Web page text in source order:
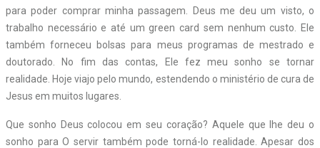
para poder comprar minha passagem. Deus me deu um visto, o
trabalho necessário e até um green card sem nenhum custo. Ele
também forneceu bolsas para meus programas de mestrado e
doutorado. No fim das contas, Ele fez meu sonho se tornar
realidade. Hoje viajo pelo mundo, estendendo o ministério de cura de
Jesus em muitos lugares.
Que sonho Deus colocou em seu coração? Aquele que lhe deu o
sonho para O servir também pode torná-lo realidade. Apesar dos